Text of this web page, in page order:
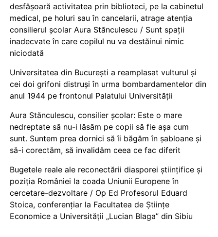
desfășoară activitatea prin biblioteci, pe la cabinetul
medical, pe holuri sau în cancelarii, atrage atenția
consilierul școlar Aura Stănculescu / Sunt spații
inadecvate în care copilul nu va destăinui nimic
niciodată
Universitatea din București a reamplasat vulturul și
cei doi grifoni distruși în urma bombardamentelor din
anul 1944 pe frontonul Palatului Universității
Aura Stănculescu, consilier școlar: Este o mare
nedreptate să nu-i lăsăm pe copii să fie așa cum
sunt. Suntem prea dornici să îi băgăm în șabloane și
să-i corectăm, să invalidăm ceea ce fac diferit
Bugetele reale ale reconectării diasporei științifice și
poziția României la coada Uniunii Europene în
cercetare-dezvoltare / Op Ed Profesorul Eduard
Stoica, conferențiar la Facultatea de Științe
Economice a Universității „Lucian Blaga” din Sibiu